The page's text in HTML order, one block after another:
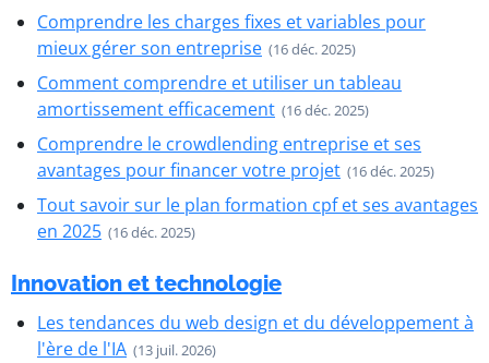
Comprendre les charges fixes et variables pour
mieux gérer son entreprise (16 déc. 2025)
Comment comprendre et utiliser un tableau
amortissement efficacement (16 déc. 2025)
Comprendre le crowdlending entreprise et ses
avantages pour financer votre projet (16 déc. 2025)
Tout savoir sur le plan formation cpf et ses avantages
en 2025 (16 déc. 2025)
Innovation et technologie
Les tendances du web design et du développement à
l'ère de l'IA (13 juil. 2026)